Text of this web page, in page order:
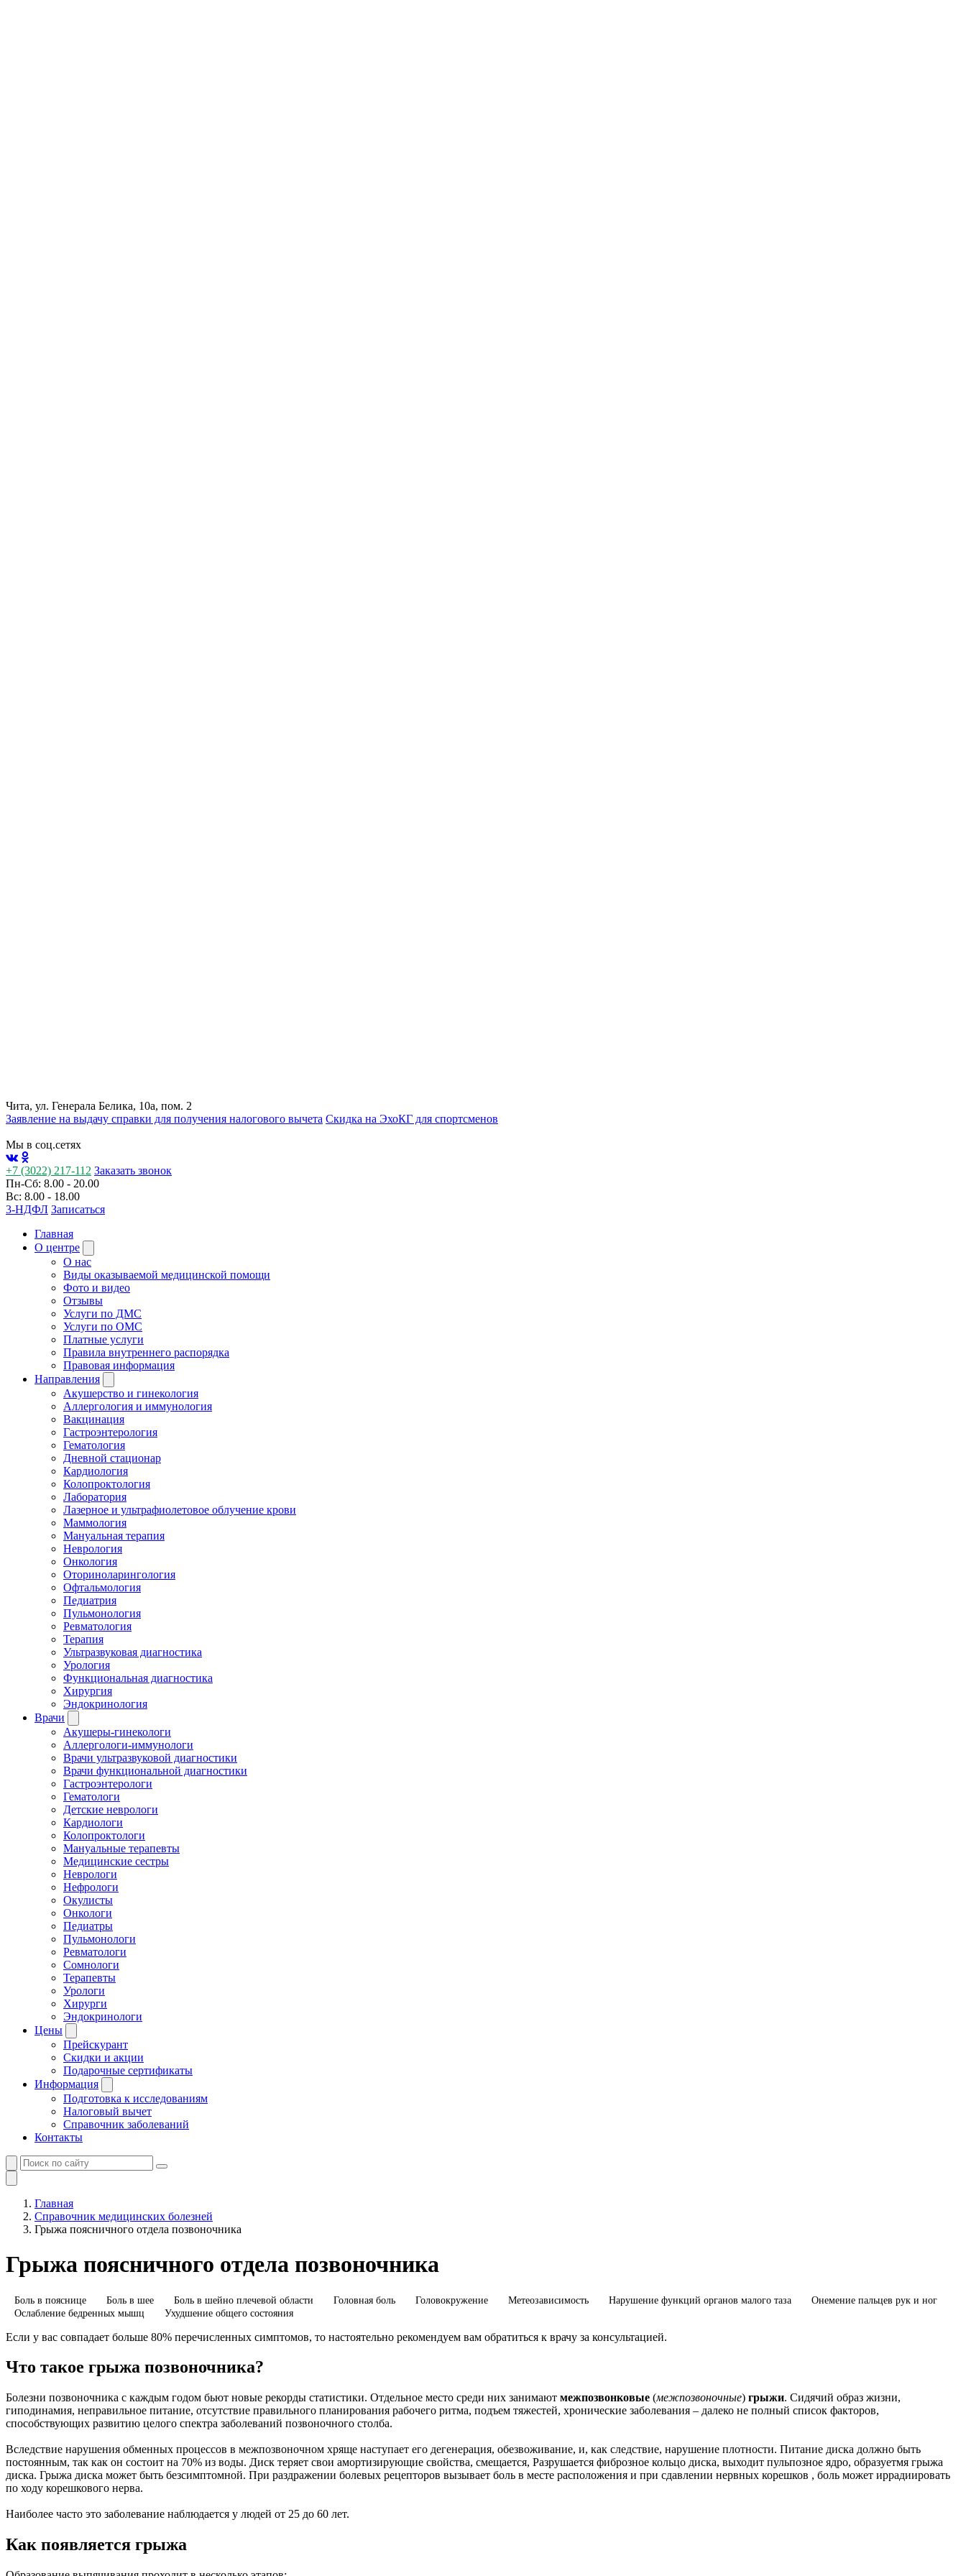
Чита, ул. Генерала Белика, 10а, пом. 2
Заявление на выдачу справки для получения налогового вычета Cкидка на ЭхоКГ для спортсменов
Мы в соц.сетях
+7 (3022) 217-112 Заказать звонок
Пн-Сб: 8.00 - 20.00
Вс: 8.00 - 18.00
3-НДФЛ Записаться
Главная
О центре
О нас
Виды оказываемой медицинской помощи
Фото и видео
Отзывы
Услуги по ДМС
Услуги по ОМС
Платные услуги
Правила внутреннего распорядка
Правовая информация
Направления
Акушерство и гинекология
Аллергология и иммунология
Вакцинация
Гастроэнтерология
Гематология
Дневной стационар
Кардиология
Колопроктология
Лаборатория
Лазерное и ультрафиолетовое облучение крови
Маммология
Мануальная терапия
Неврология
Онкология
Оториноларингология
Офтальмология
Педиатрия
Пульмонология
Ревматология
Терапия
Ультразвуковая диагностика
Урология
Функциональная диагностика
Хирургия
Эндокринология
Врачи
Акушеры-гинекологи
Аллергологи-иммунологи
Врачи ультразвуковой диагностики
Врачи функциональной диагностики
Гастроэнтерологи
Гематологи
Детские неврологи
Кардиологи
Колопроктологи
Мануальные терапевты
Медицинские сестры
Неврологи
Нефрологи
Окулисты
Онкологи
Педиатры
Пульмонологи
Ревматологи
Сомнологи
Терапевты
Урологи
Хирурги
Эндокринологи
Цены
Прейскурант
Скидки и акции
Подарочные сертификаты
Информация
Подготовка к исследованиям
Налоговый вычет
Справочник заболеваний
Контакты
Главная
Справочник медицинских болезней
Грыжа поясничного отдела позвоночника
Грыжа поясничного отдела позвоночника
Боль в пояснице Боль в шее Боль в шейно плечевой области Головная боль Головокружение Метеозависимость Нарушение функций органов малого таза
Онемение пальцев рук и ног
Ослабление бедренных мышц
Ухудшение общего состояния
Если у вас совпадает больше 80% перечисленных симптомов, то настоятельно рекомендуем вам обратиться к врачу за консультацией.
Что такое грыжа позвоночника?
Болезни позвоночника с каждым годом бьют новые рекорды статистики. Отдельное место среди них занимают межпозвонковые (межпозвоночные) грыжи. Сидячий образ жизни,
гиподинамия, неправильное питание, отсутствие правильного планирования рабочего ритма, подъем тяжестей, хронические заболевания – далеко не полный список факторов,
способствующих развитию целого спектра заболеваний позвоночного столба.
Вследствие нарушения обменных процессов в межпозвоночном хряще наступает его дегенерация, обезвоживание, и, как следствие, нарушение плотности. Питание диска должно быть
постоянным, так как он состоит на 70% из воды. Диск теряет свои амортизирующие свойства, смещается, Разрушается фиброзное кольцо диска, выходит пульпозное ядро, образуетмя грыжа
диска. Грыжа диска может быть безсимптомной. При раздражении болевых рецепторов вызывает боль в месте расположения и при сдавлении нервных корешков , боль может иррадиировать
по ходу корешкового нерва.
Наиболее часто это заболевание наблюдается у людей от 25 до 60 лет.
Как появляется грыжа